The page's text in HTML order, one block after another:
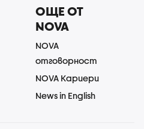
ОЩЕ ОТ
NOVA
NOVA
отговорност
NOVA Кариери
News in English